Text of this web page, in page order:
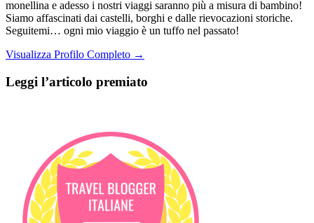
monellina e adesso i nostri viaggi saranno più a misura di bambino!
Siamo affascinati dai castelli, borghi e dalle rievocazioni storiche.
Seguitemi… ogni mio viaggio è un tuffo nel passato!
Visualizza Profilo Completo →
Leggi l’articolo premiato